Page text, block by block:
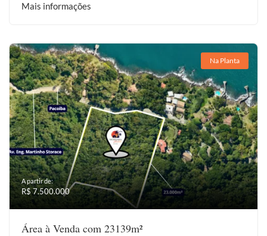
Mais informações
Na Planta
A partir de:
R$ 7.500.000
Área à Venda com 23139m²